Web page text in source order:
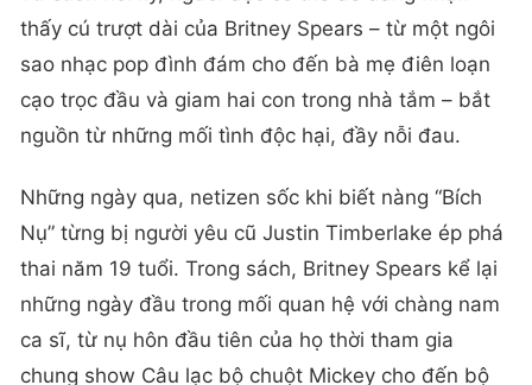
thấy cú trượt dài của Britney Spears – từ một ngôi
sao nhạc pop đình đám cho đến bà mẹ điên loạn
cạo trọc đầu và giam hai con trong nhà tắm – bắt
nguồn từ những mối tình độc hại, đầy nỗi đau.
Những ngày qua, netizen sốc khi biết nàng “Bích
Nụ” từng bị người yêu cũ Justin Timberlake ép phá
thai năm 19 tuổi. Trong sách, Britney Spears kể lại
những ngày đầu trong mối quan hệ với chàng nam
ca sĩ, từ nụ hôn đầu tiên của họ thời tham gia
chung show Câu lạc bộ chuột Mickey cho đến bộ